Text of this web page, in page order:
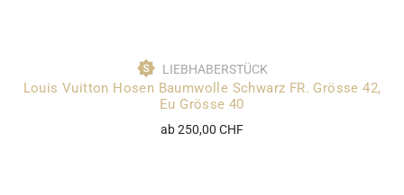
LIEBHABERSTÜCK
Louis Vuitton Hosen Baumwolle Schwarz FR. Grösse 42,
Eu Grösse 40
ab 250,00 CHF